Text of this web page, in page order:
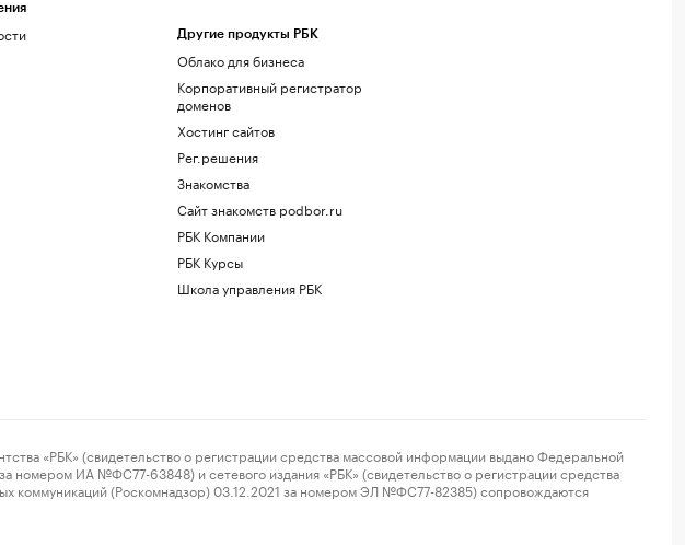
Другие продукты РБК
Облако для бизнеса
Корпоративный регистратор
доменов
Хостинг сайтов
Рег.решения
Знакомства
Сайт знакомств podbor.ru
РБК Компании
РБК Курсы
Школа управления РБК
(свидетельство о регистрации средства массовой информации выдано Федеральной
номером ИА №ФС77-63848) и сетевого издания «РБК» (свидетельство о регистрации средства
коммуникаций (Роскомнадзор) 03.12.2021 за номером ЭЛ №ФС77-82385) сопровождаются